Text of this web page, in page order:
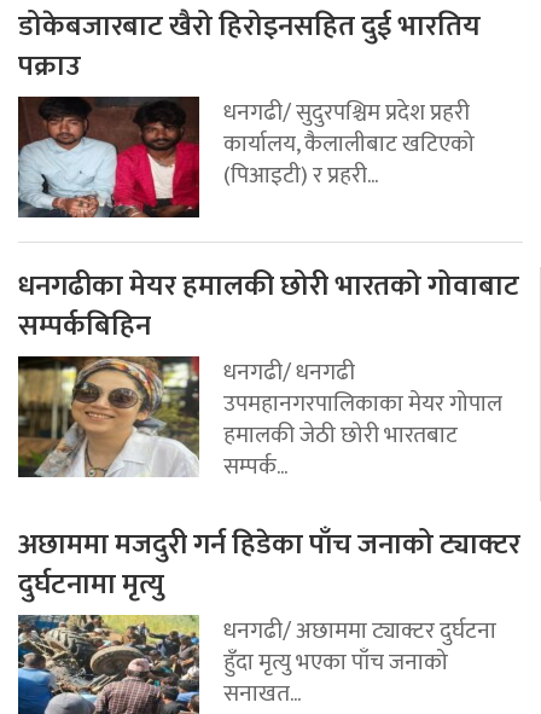
डोकेबजारबाट खैरो हिरोइनसहित दुई भारतिय
पक्राउ
धनगढी/ सुदुरपश्चिम प्रदेश प्रहरी
कार्यालय, कैलालीबाट खटिएको
(पिआइटी) र प्रहरी...
धनगढीका मेयर हमालकी छोरी भारतको गोवाबाट
सम्पर्कबिहिन
धनगढी/ धनगढी
उपमहानगरपालिकाका मेयर गोपाल
हमालकी जेठी छोरी भारतबाट
सम्पर्क...
अछाममा मजदुरी गर्न हिडेका पाँच जनाको ट्याक्टर
दुर्घटनामा मृत्यु
धनगढी/ अछाममा ट्याक्टर दुर्घटना
हुँदा मृत्यु भएका पाँच जनाको
सनाखत...